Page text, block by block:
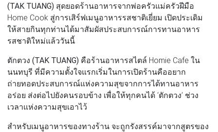
(TAK TUANG) สุดยอดร้านอาหารจากพ่อครัวแม่ครัวฝีมือ
Home Cook สู่การเสิร์ฟเมนูอาหารรสชาติเยี่ยม เปิดประเดิม
ให้สายกินทุกท่านได้มาสัมผัสประสบการณ์การทานอาหาร
รสชาติใหม่แล้ววันนี้
ตักตวง (TAK TUANG) คือร้านอาหารสไตล์ Homie Cafe ใน
นนทบุรี ที่มีความตั้งใจแรกเริ่มในการเปิดร้านคืออยาก
ถ่ายทอดประสบการณ์แห่งความสุขจากการได้ทานอาหาร
อร่อย ส่งต่อไปยังคนรอบข้าง เพื่อให้ทุกคนได้ ‘ตักตวง’ ช่วง
เวลาแห่งความสุขเอาไว้
สำหรับเมนูอาหารของทางร้าน จะถูกรังสรรค์มาจากสูตรของ